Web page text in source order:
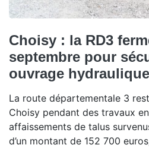
Choisy : la RD3
septembre pour
ouvrage hydraulique
La route départementale 3
Choisy pendant des travaux
affaissements de talus
d’un montant de 152 700